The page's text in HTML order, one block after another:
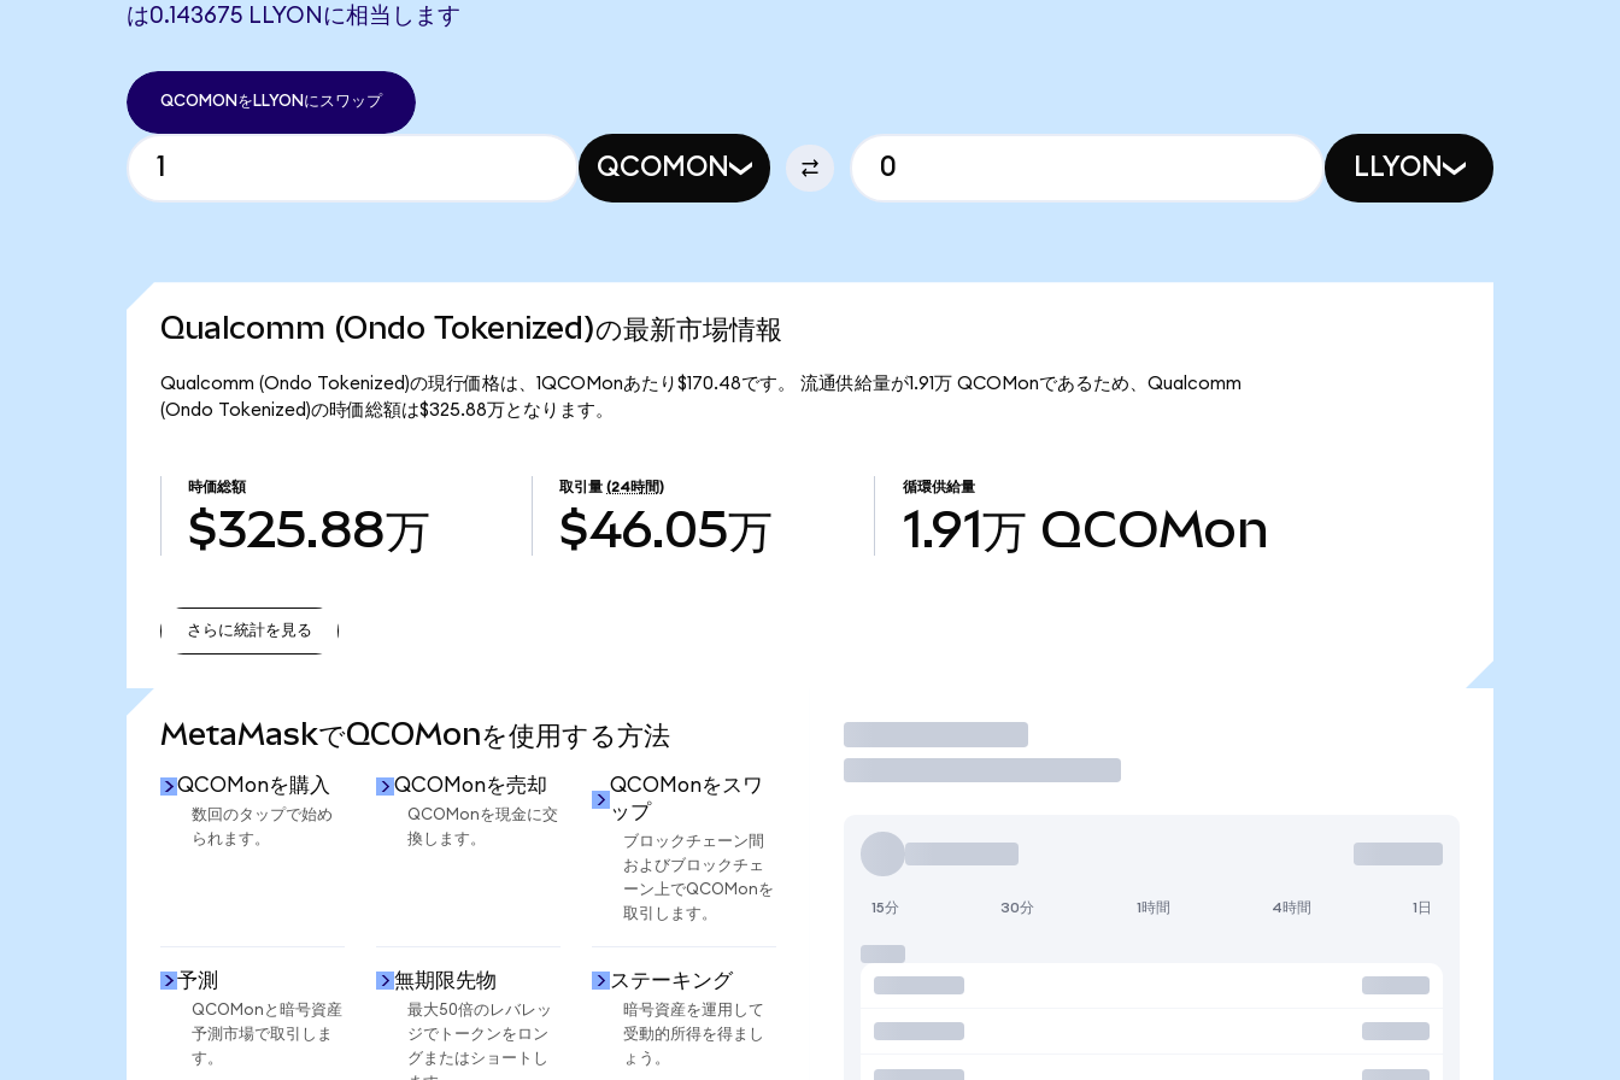
は0.143675 LLYONに相当します
QCOMONをLLYONにスワップ
QCOMON LLYON
Qualcomm (Ondo Tokenized)の最新市場情報
Qualcomm (Ondo Tokenized)の現行価格は、1QCOMonあたり$170.48です。 流通供給量が1.91万 QCOMonであるため、Qualcomm
(Ondo Tokenized)の時価総額は$325.88万となります。
時価総額
$325.88万
取引量 (24時間)
$46.05万
循環供給量
1.91万 QCOMon
さらに統計を見る
MetaMaskでQCOMonを使用する方法
QCOMonを購入
数回のタップで始め
られます。
QCOMonを売却
QCOMonを現金に交
換します。
QCOMonをスワ
ップ
ブロックチェーン間
およびブロックチェ
ーン上でQCOMonを
取引します。
予測
QCOMonと暗号資産
予測市場で取引しま
す。
無期限先物
最大50倍のレバレッ
ジでトークンをロン
グまたはショートし
ステーキング
暗号資産を運用して
受動的所得を得まし
ょう。
取引
15分 30分 1時間 4時間 1日